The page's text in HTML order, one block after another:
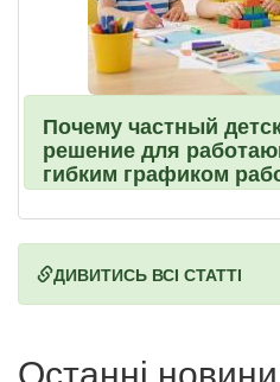
Почему частный
решение для
гибким графиком
ДИВИТИСЬ ВСІ СТАТТІ